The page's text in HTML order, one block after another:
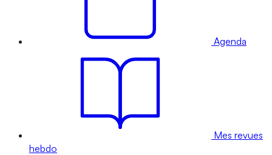
Agenda
Mes revues
hebdo